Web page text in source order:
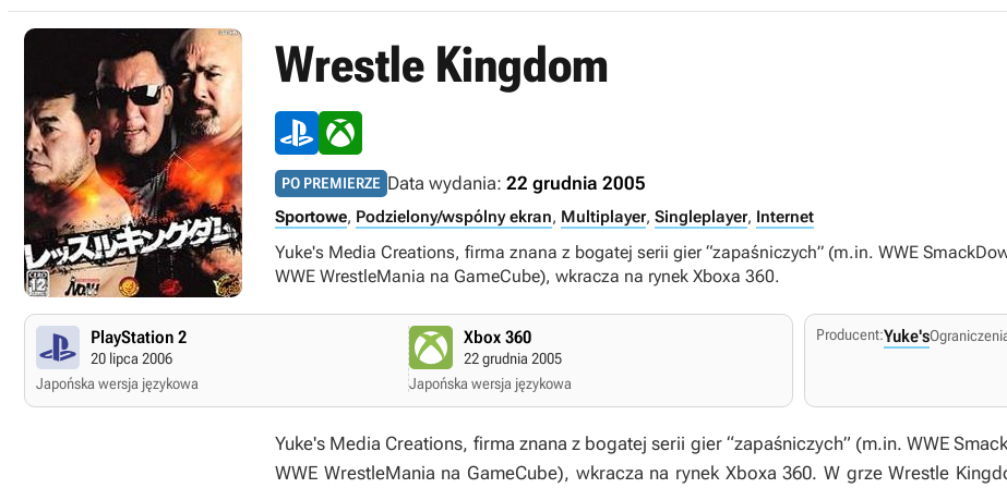
Wrestle Kingdom
PO PREMIERZE Data wydania: 22 grudnia 2005
Sportowe, Podzielony/wspólny ekran, Multiplayer, Singleplayer, Internet
Yuke's Media Creations, firma znana z bogatej serii gier “zapaśniczych” (m.in. WWE
WWE WrestleMania na GameCube), wkracza na rynek Xboxa 360.
PlayStation 2
20 lipca 2006
Japońska wersja językowa
Xbox 360
22 grudnia 2005
Japońska wersja językowa
Producent:Yuke's
Yuke's Media Creations, firma znana z bogatej serii gier “zapaśniczych” (m.in.WWE
WWE WrestleMania na GameCube), wkracza na rynek Xboxa 360. W grzeWrestle